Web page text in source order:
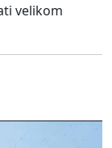
velikom